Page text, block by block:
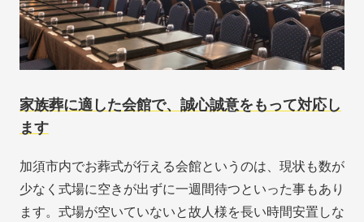
家族葬に適した会館で、誠心誠意をもって対応し
ます
加須市内でお葬式が行える会館というのは、現状も数が
少なく式場に空きが出ずに一週間待つといった事もあり
ます。式場が空いていないと故人様を長い時間安置しな